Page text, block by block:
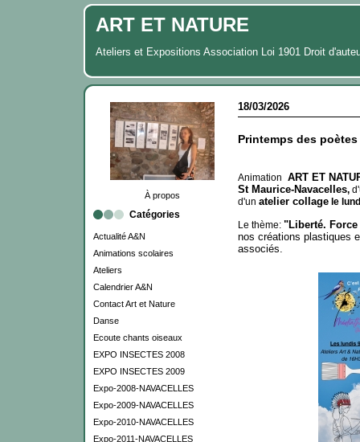
ART ET NATURE
Ateliers et Expositions Association Loi 1901 Droit
À propos
Catégories
Actualité A&N
Animations scolaires
Ateliers
Calendrier A&N
Contact Art et Nature
Danse
Ecoute chants oiseaux
EXPO INSECTES 2008
EXPO INSECTES 2009
Expo-2008-NAVACELLES
Expo-2009-NAVACELLES
Expo-2010-NAVACELLES
Expo-2011-NAVACELLES
18/03/2026
Printemps des poètes
Animation
ART ET
St Maurice-Navacelles,
d'un atelier collagele
Le thème: "Liberté.
nos créations plastiques
associés.